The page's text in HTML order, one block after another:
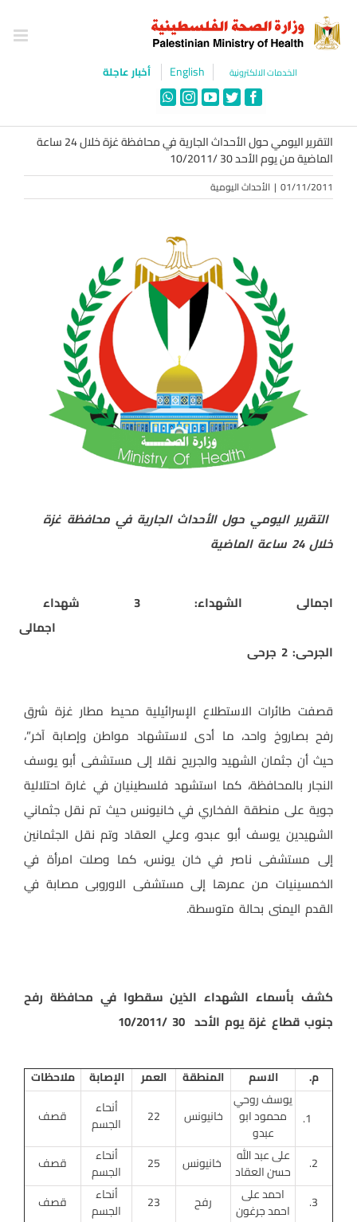
content
الخدمات الالكترونية English أخبار عاجلة
Facebook
Twitter
YouTube
Instagram
WhatsApp
التقرير اليومي حول الأحداث الجارية في محافظة غزة خلال 24 ساعة
الماضية من يوم الأحد 30 /10/2011
01/11/2011
| الأحداث اليومية
التقرير اليومي حول الأحداث الجارية في محافظة غزة
خلال 24 ساعة الماضية
اجمالى الشهداء: 3 شهداء
اجمالى
الجرحى: 2 جرحى
قصفت طائرات الاستطلاع الإسرائيلية محيط مطار غزة شرق
رفح بصاروخ واحد، ما أدى لاستشهاد مواطن وإصابة آخر”،
حيث أن جثمان الشهيد والجريح نقلا إلى مستشفى أبو يوسف
النجار بالمحافظة، كما استشهد فلسطينيان في غارة احتلالية
جوية على منطقة الفخاري في خانيونس حيث تم نقل جثماني
الشهيدين يوسف أبو عبدو، وعلي العقاد وتم نقل الجثمانين
إلى مستشفى ناصر في خان يونس، كما وصلت امرأة في
الخمسينيات من عمرها إلى مستشفى الاوروبى مصابة في
القدم اليمنى بحالة متوسطة.
كشف بأسماء الشهداء الذين سقطوا في محافظة رفح
جنوب قطاع غزة يوم الأحد 30 /10/2011
م. الاسم المنطقة العمر الإصابة
ملاحظات
يوسف روحي
محمود ابو
عبدو
خانيونس 22
أنحاء
الجسم
قصف
على عبد الله
حسن العقاد
خانيونس 25
أنحاء
الجسم
قصف
احمد على
احمد جرغون
رفح 23
أنحاء
الجسم
قصف